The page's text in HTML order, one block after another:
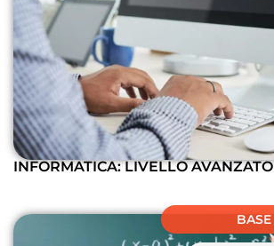
INFORMATICA: LIVELLO AVANZATO
BASE